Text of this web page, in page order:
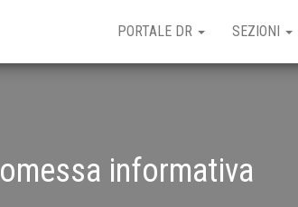
PORTALE DR SEZIONI
omessa informativa